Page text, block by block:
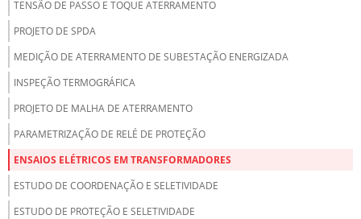
TENSÃO DE PASSO E TOQUE ATERRAMENTO
PROJETO DE SPDA
MEDIÇÃO DE ATERRAMENTO DE SUBESTAÇÃO ENERGIZADA
INSPEÇÃO TERMOGRÁFICA
PROJETO DE MALHA DE ATERRAMENTO
PARAMETRIZAÇÃO DE RELÉ DE PROTEÇÃO
ENSAIOS ELÉTRICOS EM TRANSFORMADORES
ESTUDO DE COORDENAÇÃO E SELETIVIDADE
ESTUDO DE PROTEÇÃO E SELETIVIDADE